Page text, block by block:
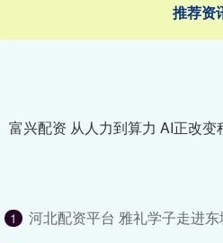
推荐资
富兴配资 从人力到算力 AI正改变
1 河北配资平台 雅礼学子走进